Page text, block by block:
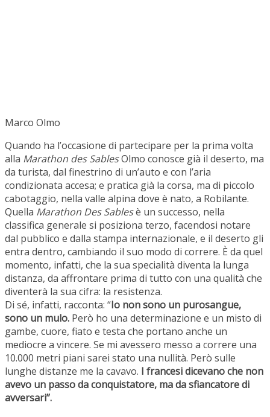
Marco Olmo
Quando ha l’occasione di partecipare per la prima volta
alla Marathon des SablesOlmo conosce già il deserto, ma
da turista, dal finestrino di un’auto e con l’aria
condizionata accesa; e pratica già la corsa, ma di piccolo
cabotaggio, nella valle alpina dove è nato, a Robilante.
Quella Marathon Des Sablesè un successo, nella
classifica generale si posiziona terzo, facendosi notare
dal pubblico e dalla stampa internazionale, e il deserto gli
entra dentro, cambiando il suo modo di correre. È da quel
momento, infatti, che la sua specialità diventa la lunga
distanza, da affrontare prima di tutto con una qualità che
diventerà la sua cifra: la resistenza.
Di sé, infatti, racconta: “Io non sono un purosangue,
sono un mulo. Però ho una determinazione e un misto di
gambe, cuore, fiato e testa che portano anche un
mediocre a vincere. Se mi avessero messo a correre una
10.000 metri piani sarei stato una nullità. Però sulle
lunghe distanze me la cavavo. I francesi dicevano che non
avevo un passo da conquistatore, ma da sfiancatore di
avversari”.